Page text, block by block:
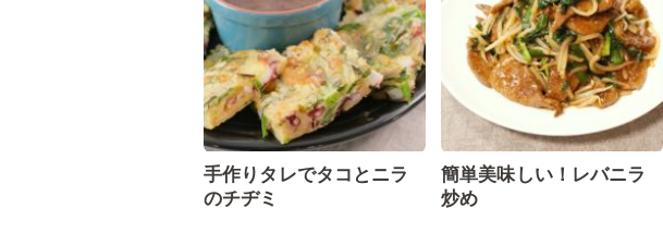
手作りタレでタコとニラ
のチヂミ
簡単美味しい！レバニラ
炒め